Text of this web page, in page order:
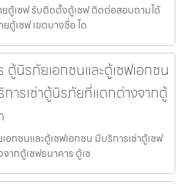
ยตู้เซฟ รับติดตั้งตู้เซฟ ติดต่อสอบถามได้
ตู้เซฟ เขตบางซื่อ โด
นิรภัยเอกชนและตู้เซฟเอกชน
การเช่าตู้นิรภัยที่แตกต่างจากตู้
กชนและตู้เซฟเอกชน มีบริการเช่าตู้เซฟ
ากตู้เซฟธนาคาร ตู้เซ